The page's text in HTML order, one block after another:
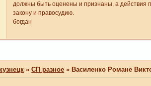
должны быть оценены и признаны, а действия
закону и правосудию.
богдан
»СП разное »Василенко Романе